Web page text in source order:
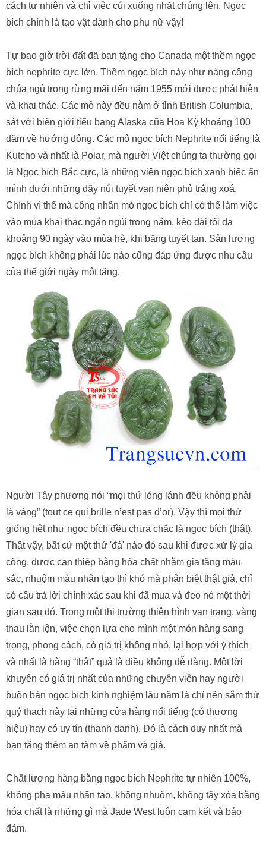
cách tự nhiên và chỉ việc cúi xuống nhặt chúng lên. Ngọc
bích chính là tạo vật dành cho phụ nữ vậy!
Tự bao giờ trời đất đã ban tặng cho Canada một thềm ngọc
bích nephrite cực lớn. Thềm ngọc bích này như nàng công
chúa ngủ trong rừng mãi đến năm 1955 mới được phát hiện
và khai thác. Các mỏ này đều nằm ở tỉnh British Columbia,
sát với biên giới tiểu bang Alaska cũa Hoa Kỳ khoảng 100
dặm về hướng đông. Các mỏ ngọc bích Nephrite nổi tiếng là
Kutcho và nhất là Polar, mà người Việt chúng ta thường gọi
là Ngọc bích Bắc cực, là những viên ngọc bích xanh biếc ẩn
mình dưới những dãy núi tuyết vạn niên phủ trắng xoá.
Chính vì thế mà công nhân mỏ ngọc bích chỉ có thể làm việc
vào mùa khai thác ngắn ngủi trong năm, kéo dài tối đa
khoảng 90 ngày vào mùa hè, khi băng tuyết tan. Sản lượng
ngọc bích không phải lúc nào cũng đáp ứng được nhu cầu
của thế giới ngày một tăng.
Người Tây phương nói “mọi thứ lóng lánh đều không phải
là vàng” (tout ce qui brille n’est pas d’or). Vậy thì mọi thứ
giống hệt như ngọc bích đều chưa chắc là ngọc bích (thật).
Thật vậy, bất cứ một thứ 'đá' nào đó sau khi được xử lý gia
công, được can thiệp bằng hóa chất nhằm gia tăng màu
sắc, nhuộm màu nhân tạo thì khó mà phân biệt thật giả, chỉ
có câu trả lời chính xác sau khi đã mua và đeo nó một thời
gian sau đó. Trong một thị trường thiên hình vạn trạng, vàng
thau lẫn lộn, việc chọn lựa cho mình một món hàng sang
trọng, phong cách, có giá trị không nhỏ, lại hợp với ý thích
và nhất là hàng “thật” quả là điều không dễ dàng. Một lời
khuyên có giá trị nhất của những chuyên viên hay người
buôn bán ngọc bích kinh nghiệm lâu năm là chỉ nên sắm thứ
quý thạch này tại những cửa hàng nổi tiếng (có thương
hiệu) hay có uy tín (thanh danh). Đó là cách duy nhất mà
bạn tăng thêm an tâm về phẩm và giá.
Chất lượng hàng bằng ngọc bích Nephrite tự nhiên 100%,
không pha màu nhân tạo, không nhuộm, không tẩy xóa bằng
hóa chất là những gì mà Jade West luôn cam kết và bảo
đảm.